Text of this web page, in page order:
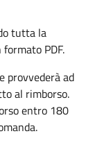
tutta la
PDF.
provvederà ad
al rimborso.
entro 180